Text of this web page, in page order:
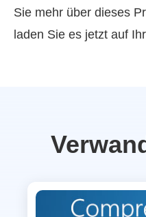
Sie mehr über dieses
laden Sie es jetzt auf